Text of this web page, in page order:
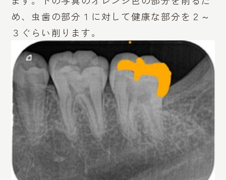
め、虫歯の部分１に対して健康な部分を２～
３ぐらい削ります。